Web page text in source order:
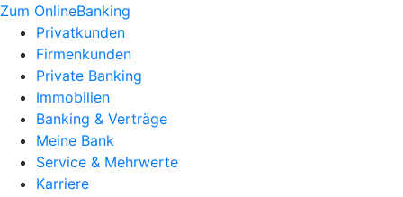
Zum OnlineBanking
Privatkunden
Firmenkunden
Private Banking
Immobilien
Banking & Verträge
Meine Bank
Service & Mehrwerte
Karriere